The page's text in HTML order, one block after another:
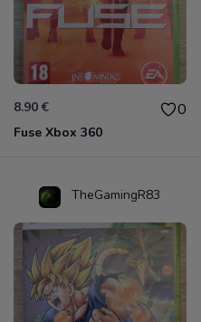
8.90 € 0
Fuse Xbox 360
TheGamingR83